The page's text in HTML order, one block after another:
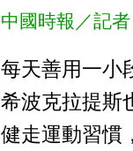
中國時報／記
每天善用一小
希波克拉提斯
健走運動習慣